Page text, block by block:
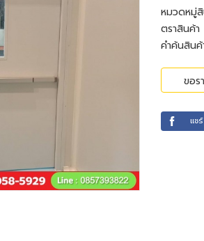
หมวดหมู่
ตราสินค้า
คำค้นสินค้
ขอร
แชร์